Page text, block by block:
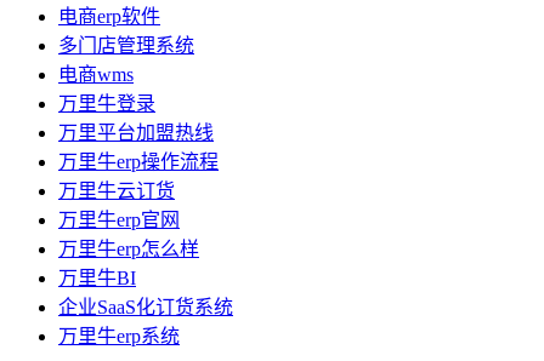
电商erp软件
多门店管理系统
电商wms
万里牛登录
万里平台加盟热线
万里牛erp操作流程
万里牛云订货
万里牛erp官网
万里牛erp怎么样
万里牛BI
企业SaaS化订货系统
万里牛erp系统